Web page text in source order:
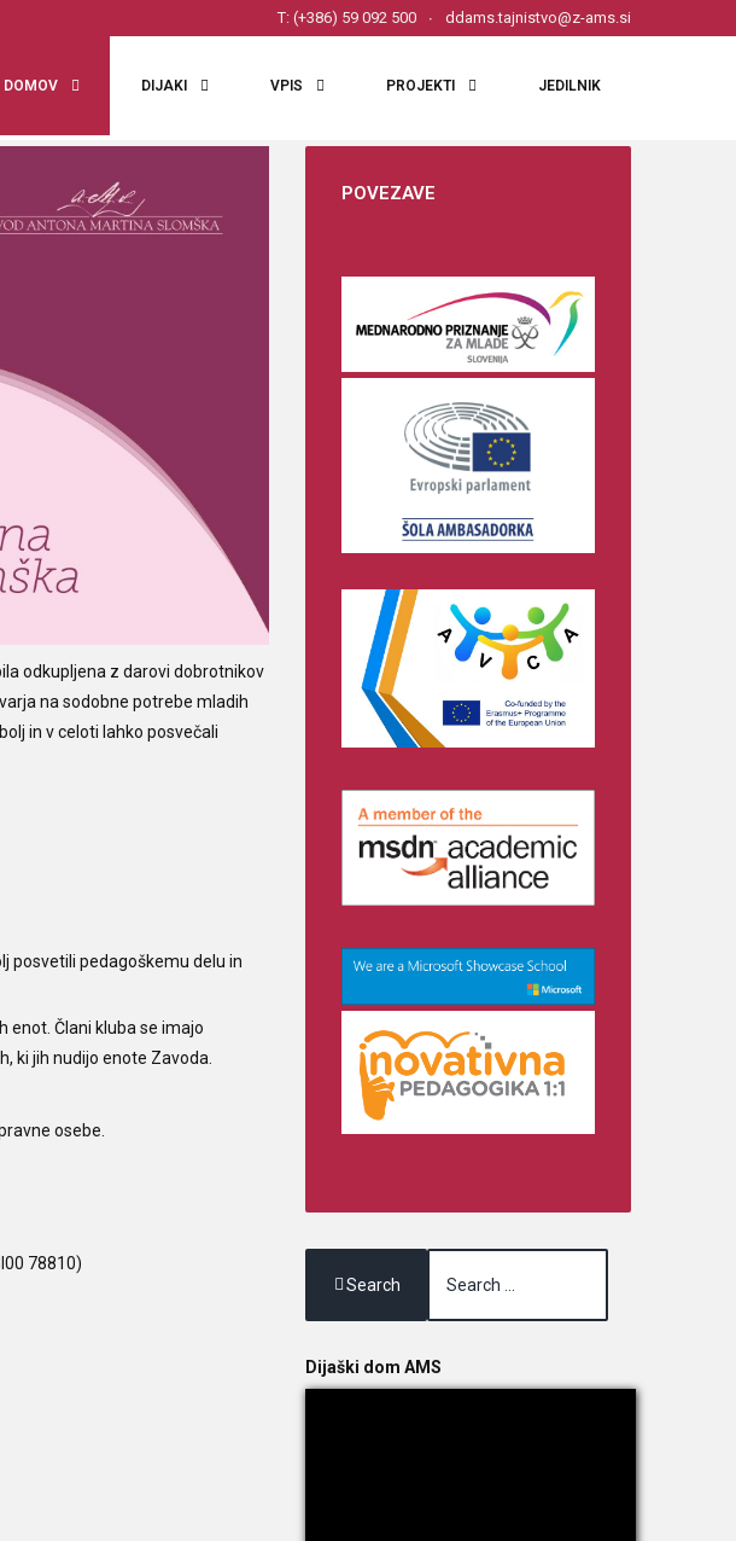
T: (+386) 59 092 500 ddams.tajnistvo@z-ams.si
DOMOV DIJAKI VPIS PROJEKTI JEDILNIK
odkupljena z darovi dobrotnikov
na sodobne potrebe mladih
in v celoti lahko posvečali
posvetili pedagoškemu delu in
enot. Člani kluba se imajo
ki jih nudijo enote Zavoda.
osebe.
78810)
POVEZAVE
Search
Dijaški dom AMS